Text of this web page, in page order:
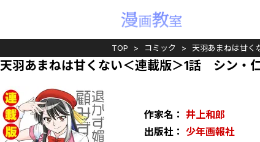
TOP コミック 天羽あまねは甘く
天羽あまねは甘くない＜連載版＞1話 シン・
作家名： 井上和郎
出版社： 少年画報社